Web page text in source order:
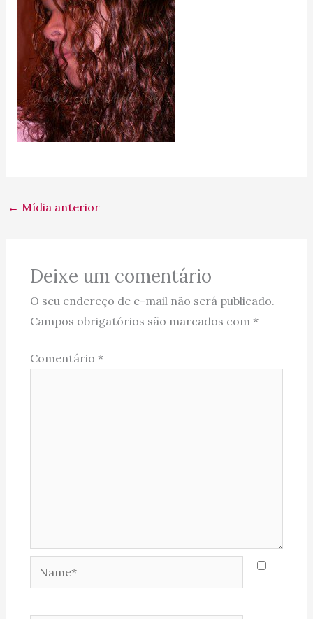
← Mídia anterior
Deixe um comentário
O seu endereço de e-mail não será publicado.
Campos obrigatórios são marcados com *
Comentário *
Name*